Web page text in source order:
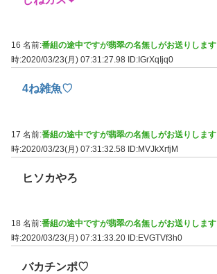
16 名前:番組の途中ですが翡翠の名無しがお送りします
時:2020/03/23(月) 07:31:27.98 ID:IGrXqIjq0
4ね雑魚♡
17 名前:番組の途中ですが翡翠の名無しがお送りします
時:2020/03/23(月) 07:31:32.58 ID:MVJkXrfjM
ヒソカやろ
18 名前:番組の途中ですが翡翠の名無しがお送りします
時:2020/03/23(月) 07:31:33.20 ID:EVGTVf3h0
バカチンポ♡